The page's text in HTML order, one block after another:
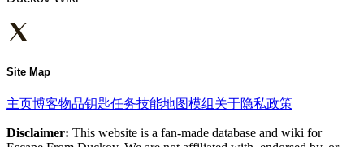
Site Map
主页博客物品钥匙任务技能地图模组 关于隐私政策
Disclaimer: This website is a fan-made database and wiki for